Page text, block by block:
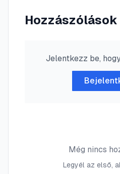
Hozzászólások
Jelentkezz be,
Még nincs
Legyél az első,